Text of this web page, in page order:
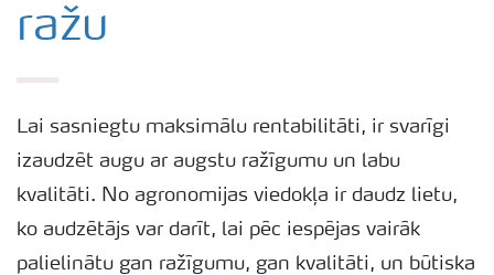
Izmēģinājumu rezultāti
Padomi efektīvai mēslojuma izkliedei
Yara Latvija podkāsts
ražu
Lai sasniegtu maksimālu rentabilitāti, ir svarīgi
izaudzēt augu ar augstu ražīgumu un labu
kvalitāti. No agronomijas viedokļa ir daudz lietu,
ko audzētājs var darīt, lai pēc iespējas vairāk
palielinātu gan ražīgumu, gan kvalitāti, un būtiska